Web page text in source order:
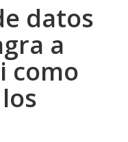
datos
a
como